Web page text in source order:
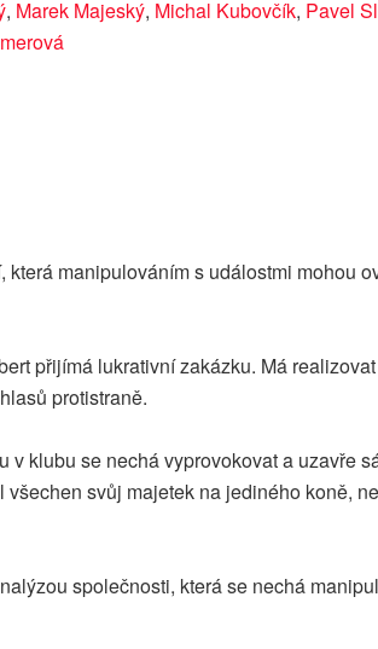
, Marek Majeský, Michal Kubovčík, Pavel
manipulováním s událostmi mohou
přijímá lukrativní zakázku. Má
protistraně.
klubu se nechá vyprovokovat a uzavře
svůj majetek na jediného koně,
společnosti, která se nechá